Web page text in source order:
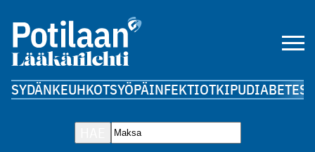
SYDÄNKEUHKOTSYÖPÄINFEKTIOTKIPUDIABETES